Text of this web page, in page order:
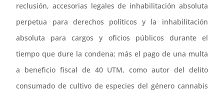
reclusión, accesorias legales de inhabilitación absoluta
perpetua para derechos políticos y la inhabilitación
absoluta para cargos y oficios públicos durante el
tiempo que dure la condena; más el pago de una multa
a beneficio fiscal de 40 UTM, como autor del delito
consumado de cultivo de especies del género cannabis